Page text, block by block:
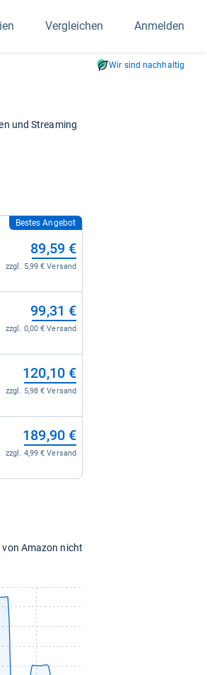
Vergleichen Anmelden
Wir sind nachhaltig
und Streaming
Bestes Angebot
89,59 €
zzgl. 5,99 € Versand
99,31 €
zzgl. 0,00 € Versand
120,10 €
zzgl. 5,98 € Versand
189,90 €
zzgl. 4,99 € Versand
Amazon nicht